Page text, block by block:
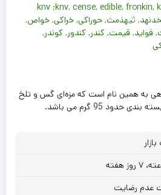
, cense, edible, fronkin,
, ثیهذمث, حوراکی, خراکی, خواص,
, فواید, قیمت, کندر, کندور, کوندر,
به همین نام است که مزه‌ای گس و تلخ
95 گرم می باشد.
عدم رضایت